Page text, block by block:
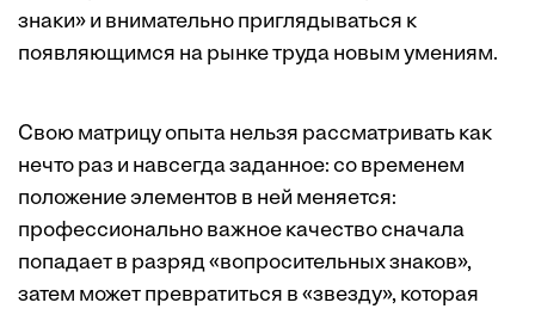
знаки» и внимательно приглядываться к
появляющимся на рынке труда новым умениям.
Свою матрицу опыта нельзя рассматривать как
нечто раз и навсегда заданное: со временем
положение элементов в ней меняется:
профессионально важное качество сначала
попадает в разряд «вопросительных знаков»,
затем может превратиться в «звезду», которая